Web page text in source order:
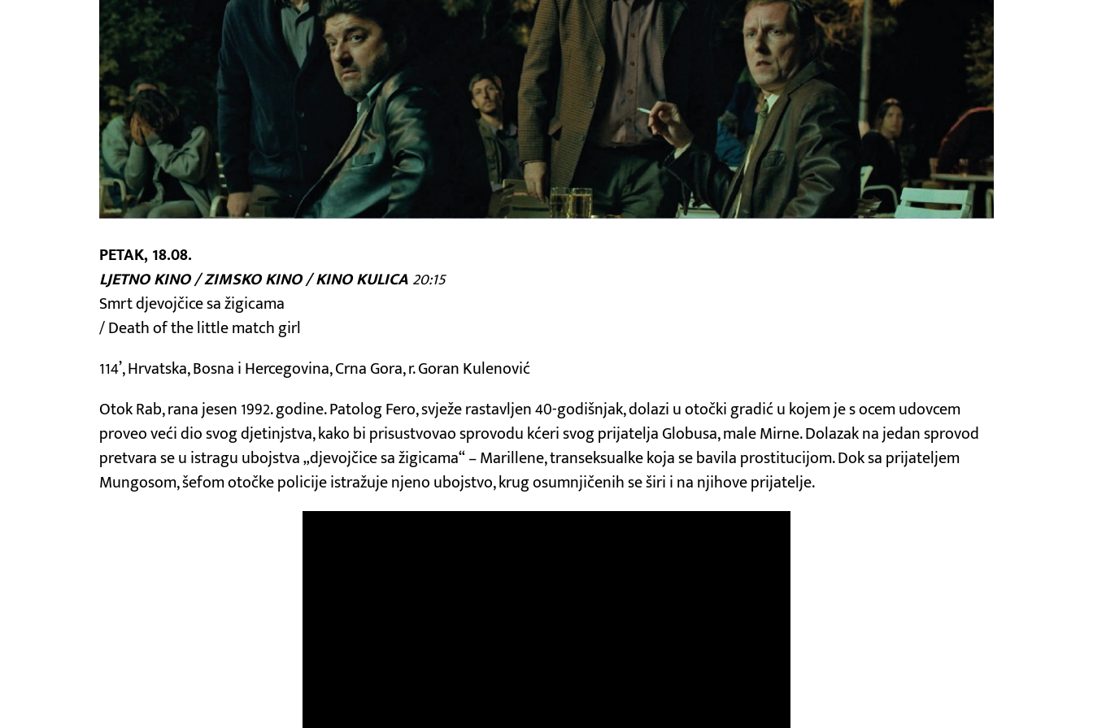
PETAK, 18.08.
LJETNO KINO / ZIMSKO KINO / KINO KULICA20:15
Smrt djevojčice sa žigicama
/ Death of the little match girl
114’, Hrvatska, Bosna i Hercegovina, Crna Gora, r. Goran Kulenović
Otok Rab, rana jesen 1992. godine. Patolog Fero, svježe rastavljen 40-godišnjak, dolazi u otočki gradić u kojem je s ocem udovcem
proveo veći dio svog djetinjstva, kako bi prisustvovao sprovodu kćeri svog prijatelja Globusa, male Mirne. Dolazak na jedan sprovod
pretvara se u istragu ubojstva „djevojčice sa žigicama“ – Marillene, transeksualke koja se bavila prostitucijom. Dok sa prijateljem
Mungosom, šefom otočke policije istražuje njeno ubojstvo, krug osumnjičenih se širi i na njihove prijatelje.